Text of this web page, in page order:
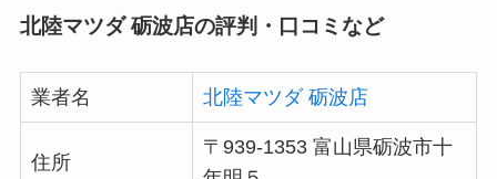
北陸マツダ 砺波店の評判・口コミなど
業者名 北陸マツダ 砺波店
住所
〒939-1353 富山県砺波市十